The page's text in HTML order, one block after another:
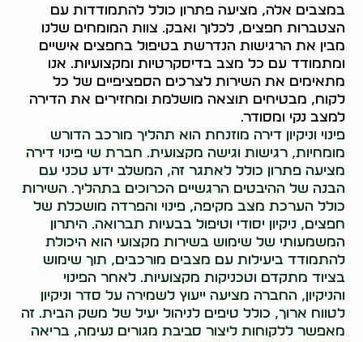
במצבים אלה, מציעה פתרון כולל להתמודדות עם
הצטברות חפצים, לכלוך ואבק. צוות המומחים שלנו
מבין את הרגישות הנדרשת בטיפול בחפצים אישיים
ומתמודד עם כל מצב בדיסקרטיות ומקצועיות. אנו
מתאימים את השירות לצרכים הספציפיים של כל
לקוח, מבטיחים תוצאה מושלמת ומחזירים את הדירה
למצב נקי ומסודר.
פינוי וניקיון דירה מוזנחת הוא תהליך מורכב הדורש
מומחיות, רגישות וגישה מקצועית. חברת שי פינוי דירה
מציעה פתרון כולל לאתגר זה, המשלב ידע טכני עם
הבנה של ההיבטים הרגשיים הכרוכים בתהליך. השירות
כולל הערכת מצב מקיפה, פינוי והפרדה מושכלת של
חפצים, ניקיון יסודי וטיפול בבעיות תברואה. היתרון
המשמעותי של שימוש בשירות מקצועי הוא היכולת
להתמודד ביעילות עם מצבים מורכבים, תוך שימוש
בציוד מתקדם וטכניקות מקצועיות. לאחר הפינוי
והניקיון, החברה מציעה ייעוץ לשמירה על סדר וניקיון
לטווח ארוך, כולל טיפים לניהול יעיל של משק הבית. זה
מאפשר ללקוחות ליצור סביבת מגורים נעימה, בריאה